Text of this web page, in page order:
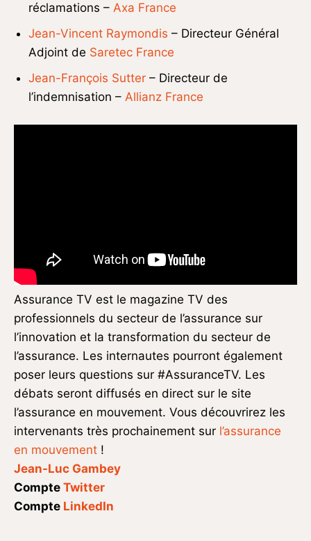
réclamations – Axa France
Jean-Vincent Raymondis – Directeur Général
Adjoint de Saretec France
Jean-François Sutter – Directeur de
l’indemnisation – Allianz France
Assurance TV est le magazine TV des
professionnels du secteur de l’assurance sur
l’innovation et la transformation du secteur de
l’assurance. Les internautes pourront également
poser leurs questions sur #AssuranceTV. Les
débats seront diffusés en direct sur le site
l’assurance en mouvement. Vous découvrirez les
intervenants très prochainement sur l’assurance
en mouvement !
Jean-Luc Gambey
Compte Twitter
Compte LinkedIn